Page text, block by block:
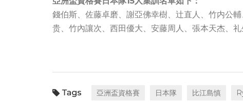
錢伯斯、佐藤卓磨、謝亞佛幸樹、辻直人、竹内公
贵、竹內讓次、西田優大、安藤周人、張本天杰、礼
亞洲盃資格賽 日本隊 比江島慎